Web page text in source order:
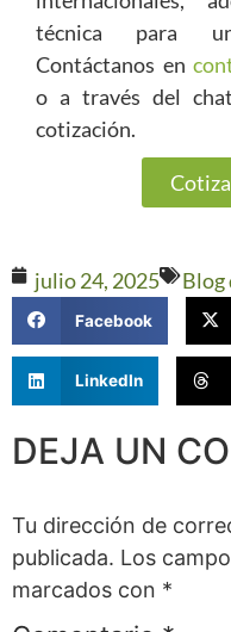
técnica para
Contáctanos en
o a través del
cotización.
julio 24, 2025 Blog
Facebook
LinkedIn
DEJA UN
Tu dirección de
publicada. Los
marcados con *